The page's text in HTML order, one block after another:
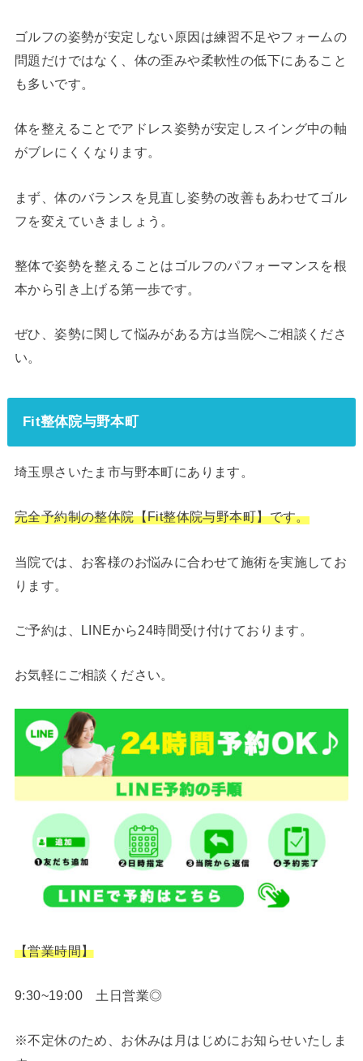
ゴルフの姿勢が安定しない原因は練習不足やフォームの
問題だけではなく、体の歪みや柔軟性の低下にあること
も多いです。
体を整えることでアドレス姿勢が安定しスイング中の軸
がブレにくくなります。
まず、体のバランスを見直し姿勢の改善もあわせてゴル
フを変えていきましょう。
整体で姿勢を整えることはゴルフのパフォーマンスを根
本から引き上げる第一歩です。
ぜひ、姿勢に関して悩みがある方は当院へご相談くださ
い。
Fit整体院与野本町
埼玉県さいたま市与野本町にあります。
完全予約制の整体院【Fit整体院与野本町】です。
当院では、お客様のお悩みに合わせて施術を実施してお
ります。
ご予約は、LINEから24時間受け付けております。
お気軽にご相談ください。
【営業時間】
9:30~19:00 土日営業◎
※不定休のため、お休みは月はじめにお知らせいたしま